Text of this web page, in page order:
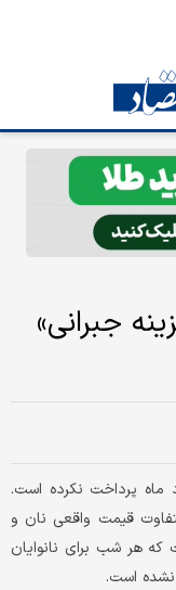
جبرانی»
ماه پرداخت نکرده است.
قیمت واقعی نان و
هر شب برای نانوایان
نشده است.